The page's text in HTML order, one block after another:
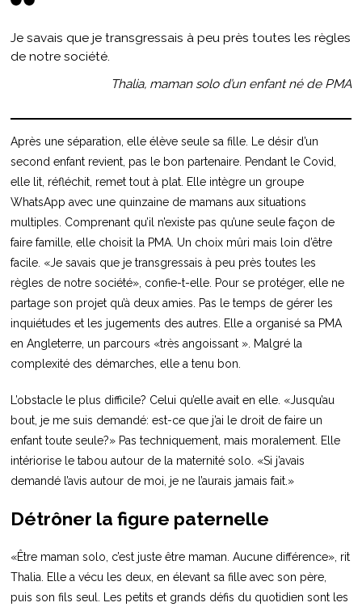
Je savais que je transgressais à peu près toutes les règles
de notre société.
Thalia, maman solo d’un enfant né de PMA
Après une séparation, elle élève seule sa fille. Le désir d’un
second enfant revient, pas le bon partenaire. Pendant le Covid,
elle lit, réfléchit, remet tout à plat. Elle intègre un groupe
WhatsApp avec une quinzaine de mamans aux situations
multiples. Comprenant qu’il n’existe pas qu’une seule façon de
faire famille, elle choisit la PMA. Un choix mûri mais loin d’être
facile. «Je savais que je transgressais à peu près toutes les
règles de notre société», confie-t-elle. Pour se protéger, elle ne
partage son projet qu’à deux amies. Pas le temps de gérer les
inquiétudes et les jugements des autres. Elle a organisé sa PMA
en Angleterre, un parcours «très angoissant ». Malgré la
complexité des démarches, elle a tenu bon.
L’obstacle le plus difficile? Celui qu’elle avait en elle. «Jusqu’au
bout, je me suis demandé: est-ce que j’ai le droit de faire un
enfant toute seule?» Pas techniquement, mais moralement. Elle
intériorise le tabou autour de la maternité solo. «Si j’avais
demandé l’avis autour de moi, je ne l’aurais jamais fait.»
Détrôner la figure paternelle
«Être maman solo, c’est juste être maman. Aucune différence», rit
Thalia. Elle a vécu les deux, en élevant sa fille avec son père,
puis son fils seul. Les petits et grands défis du quotidien sont les